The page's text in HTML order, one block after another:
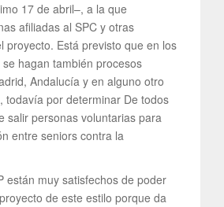
17 de abril–, a la que
afiliadas al SPC y otras
proyecto. Está previsto que en los
hagan también procesos
Andalucía y en alguno otro
todavía por determinar De todos
salir personas voluntarias para
entre seniors contra la
están muy satisfechos de poder
de este estilo porque da